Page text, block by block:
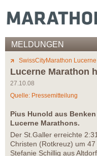
MELDUNGEN
SwissCityMarathon Lucerne
Lucerne Marathon
27.10.08
Quelle: Pressemitteilung
Pius Hunold aus
Lucerne Marathons.
Der St.Galler erreichte
Christen (Rotkreuz) um
Stefanie Schillig aus